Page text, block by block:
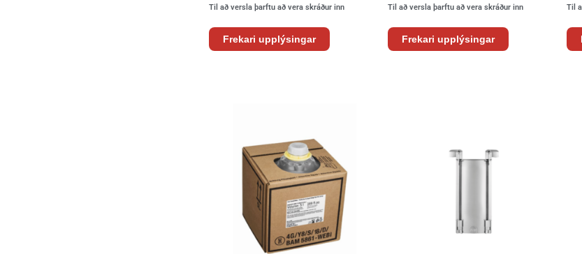
Til að versla þarftu að vera skráður inn
Frekari upplýsingar
Til að versla þarftu að vera skráður inn
Frekari upplýsingar
Til